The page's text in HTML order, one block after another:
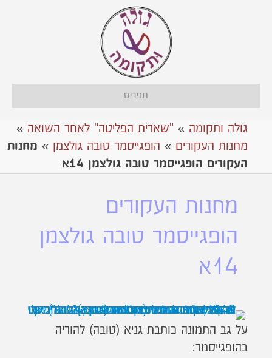
תפריט
גולה ותקומה » "שארית הפליטה" לאחר השואה »
מחנות העקורים » הופגייסמר טובה גולצמן » מחנות
העקורים הופגייסמר טובה גולצמן 14א
מחנות העקורים
הופגייסמר טובה גולצמן
14א
על גב התמונה כותבת גניא (טובה) להוריה
בהופגייסמר: